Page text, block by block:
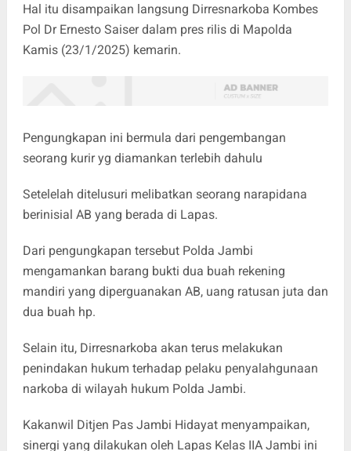
Hal itu disampaikan langsung Dirresnarkoba Kombes
Pol Dr Ernesto Saiser dalam pres rilis di Mapolda
Kamis (23/1/2025) kemarin.
Pengungkapan ini bermula dari pengembangan
seorang kurir yg diamankan terlebih dahulu
Setelelah ditelusuri melibatkan seorang narapidana
berinisial AB yang berada di Lapas.
Dari pengungkapan tersebut Polda Jambi
mengamankan barang bukti dua buah rekening
mandiri yang diperguanakan AB, uang ratusan juta dan
dua buah hp.
Selain itu, Dirresnarkoba akan terus melakukan
penindakan hukum terhadap pelaku penyalahgunaan
narkoba di wilayah hukum Polda Jambi.
Kakanwil Ditjen Pas Jambi Hidayat menyampaikan,
sinergi yang dilakukan oleh Lapas Kelas IIA Jambi ini